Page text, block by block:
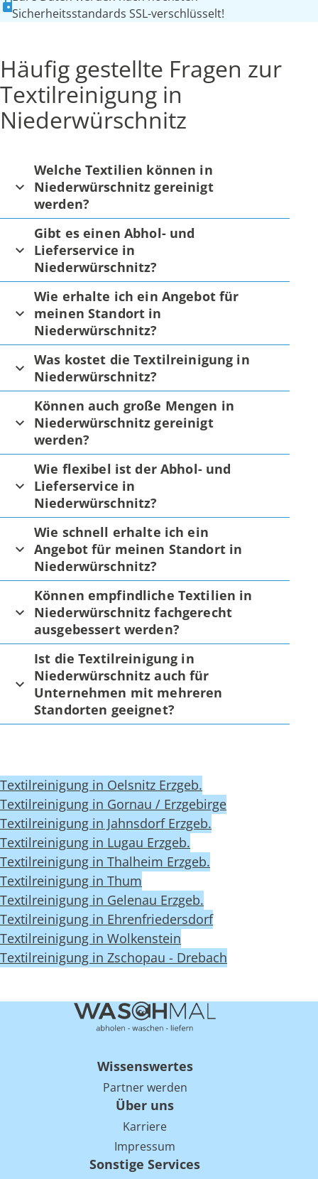
Sicherheitsstandards SSL-verschlüsselt!
Häufig gestellte Fragen zur
Textilreinigung in
Niederwürschnitz
Welche Textilien können in
Niederwürschnitz gereinigt
werden?
Gibt es einen Abhol- und
Lieferservice in
Niederwürschnitz?
Wie erhalte ich ein Angebot für
meinen Standort in
Niederwürschnitz?
Was kostet die Textilreinigung in
Niederwürschnitz?
Können auch große Mengen in
Niederwürschnitz gereinigt
werden?
Wie flexibel ist der Abhol- und
Lieferservice in
Niederwürschnitz?
Wie schnell erhalte ich ein
Angebot für meinen Standort in
Niederwürschnitz?
Können empfindliche Textilien in
Niederwürschnitz fachgerecht
ausgebessert werden?
Ist die Textilreinigung in
Niederwürschnitz auch für
Unternehmen mit mehreren
Standorten geeignet?
Textilreinigung in Oelsnitz Erzgeb.
Textilreinigung in Gornau / Erzgebirge
Textilreinigung in Jahnsdorf Erzgeb.
Textilreinigung in Lugau Erzgeb.
Textilreinigung in Thalheim Erzgeb.
Textilreinigung in Thum
Textilreinigung in Gelenau Erzgeb.
Textilreinigung in Ehrenfriedersdorf
Textilreinigung in Wolkenstein
Textilreinigung in Zschopau - Drebach
Wissenswertes
Partner werden
Über uns
Karriere
Impressum
Sonstige Services